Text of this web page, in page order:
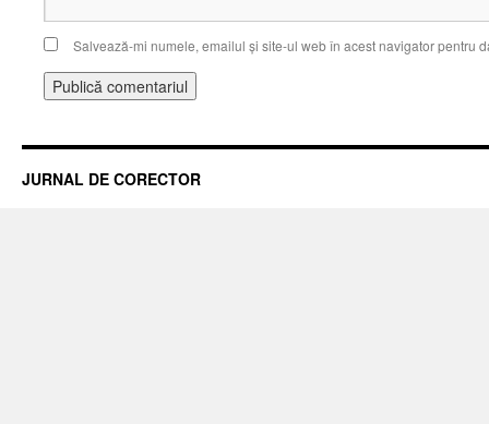
Salvează-mi numele, emailul și site-ul web în acest navigator pentru
JURNAL DE CORECTOR